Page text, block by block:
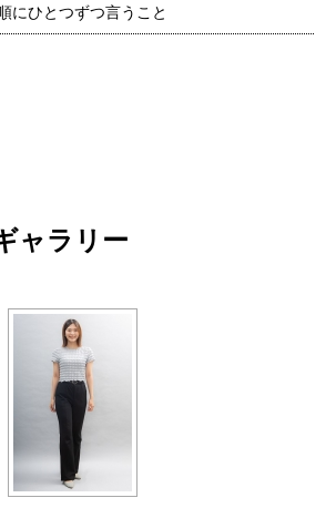
にひとつずつ言うこと
ャラリー